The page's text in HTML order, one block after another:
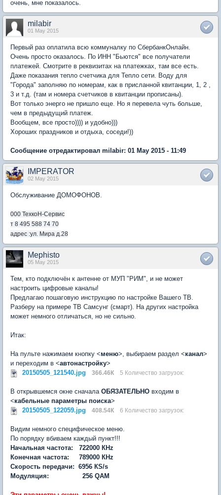
очень, мне показалось.
milabir
01 May 2015
Первый раз оплатила всю коммуналку по СбербанкОнлайн.
Очень просто оказалось. По ИНН "Бьются" все получатели
платежей. Смотрите в реквизитах на платежках, там все есть.
Даже показания тепло счетчика для Тепло сети. Воду для
"Города" заполняю по номерам, как в присланной квитанции, 1, 2 ,
3 и т.д. (там и номера счетчиков в квитанции прописаны).
Вот только энерго не пришло еще. Но я перевела чуть больше,
чем в предыдущий платеж.
Вообщем, все просто)))) и удобно)))
Хороших праздников и отдыха, соседи!))
Сообщение отредактировал milabir: 01 May 2015 - 11:49
IMPERATOR
02 May 2015
Обслуживание ДОМОФОНОВ.
000 ТехкоН-Сервис
т 8 495 588 74 70
адрес :ул. Мира д.28
Mephisto
05 May 2015
Тем, кто подключён к антенне от МУП "РИМ", и не может
настроить цифровые каналы!
Предлагаю пошаговую инструкцию по настройке Вашего ТВ.
Разберу на примере ТВ Самсунг (смарт). На других настройка
может немного отличаться, но не сильно.
Итак:
На пульте нажимаем кнопку <меню>, выбираем раздел <канал>
и переходим в <автонастройку>
20150505_121540.jpg
366.46К 5 Количество загрузок:
В открывшемся окне сначала ОБЯЗАТЕЛЬНО входим в
<кабельные параметры поиска>
20150505_122059.jpg
408.54К 6 Количество загрузок:
Видим немного специфическое меню.
По порядку вбиваем каждый пункт!!!
Начальная частота: 722000 КНz
Конечная частота: 789000 КНz
Скорость передачи: 6956 КS/s
Модуляция: 256 QAM